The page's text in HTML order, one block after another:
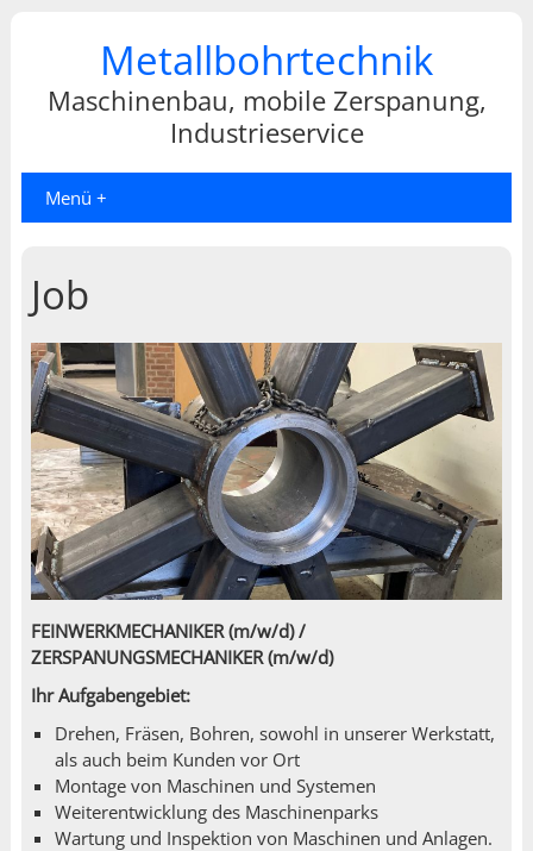
Metallbohrtechnik
Maschinenbau, mobile Zerspanung,
Industrieservice
Menü +
Job
FEINWERKMECHANIKER (m/w/d) /
ZERSPANUNGSMECHANIKER (m/w/d)
Ihr Aufgabengebiet:
Drehen, Fräsen, Bohren, sowohl in unserer Werkstatt,
als auch beim Kunden vor Ort
Montage von Maschinen und Systemen
Weiterentwicklung des Maschinenparks
Wartung und Inspektion von Maschinen und Anlagen.